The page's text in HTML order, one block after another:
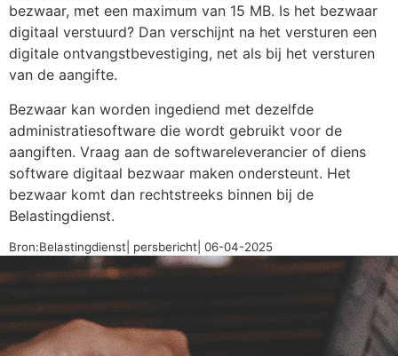
bezwaar, met een maximum van 15 MB. Is het bezwaar
digitaal verstuurd? Dan verschijnt na het versturen een
digitale ontvangstbevestiging, net als bij het versturen
van de aangifte.
Bezwaar kan worden ingediend met dezelfde
administratiesoftware die wordt gebruikt voor de
aangiften. Vraag aan de softwareleverancier of diens
software digitaal bezwaar maken ondersteunt. Het
bezwaar komt dan rechtstreeks binnen bij de
Belastingdienst.
Bron:Belastingdienst| persbericht| 06-04-2025